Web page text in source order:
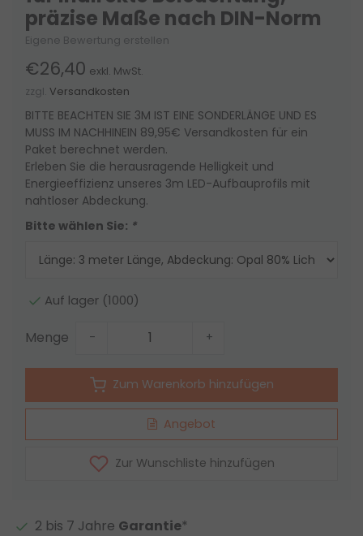
präzise Maße nach DIN-Norm
Eigene Bewertung erstellen
€26,40 exkl. MwSt.
zzgl. Versandkosten
BITTE BEACHTEN SIE 3M IST EINE SONDERLÄNGE UND ES
MUSS IM NACHHINEIN 89,95€ Versandkosten für ein
Paket berechnet werden.
Erleben Sie die herausragende Helligkeit und
Energieeffizienz unseres 3m LED-Aufbauprofils mit
nahtloser Abdeckung.
Bitte wählen Sie: *
Auf lager (1000)
Menge - +
Zum Warenkorb hinzufügen
Angebot
Zur Wunschliste hinzufügen
2 bis 7 Jahre Garantie*